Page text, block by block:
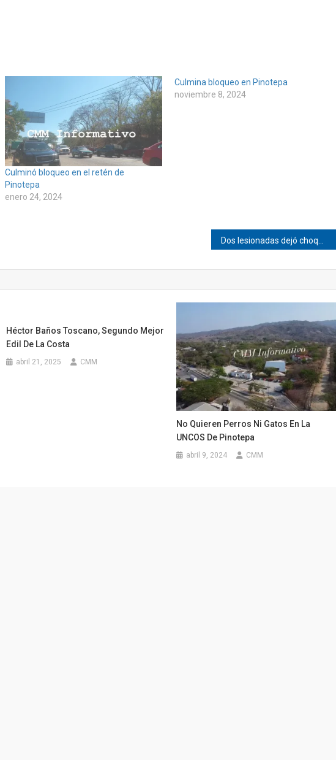
Culminó bloqueo en el retén de
Pinotepa
enero 24, 2024
Culmina bloqueo en Pinotepa
noviembre 8, 2024
Héctor Baños Toscano, Segundo Mejor
Edil De La Costa
abril 21, 2025 CMM
No Quieren Perros Ni Gatos En La
UNCOS De Pinotepa
abril 9, 2024 CMM